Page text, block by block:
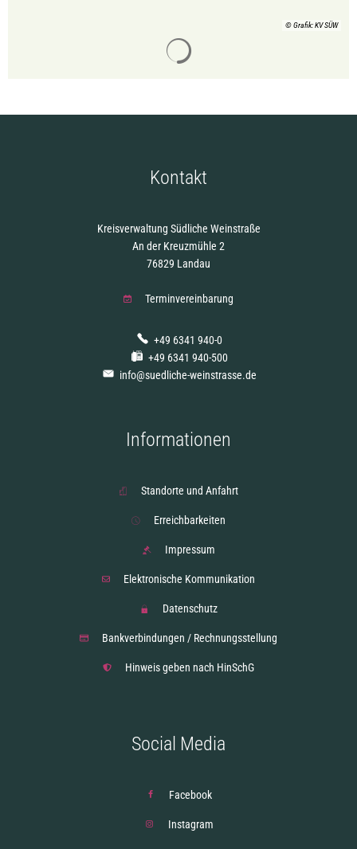
© Grafik: KV SÜW
Kontakt
Kreisverwaltung Südliche Weinstraße
An der Kreuzmühle 2
76829 Landau
Terminvereinbarung
+49 6341 940-0
+49 6341 940-500
info@suedliche-weinstrasse.de
Informationen
Standorte und Anfahrt
Erreichbarkeiten
Impressum
Elektronische Kommunikation
Datenschutz
Bankverbindungen / Rechnungsstellung
Hinweis geben nach HinSchG
Social Media
Facebook
Instagram